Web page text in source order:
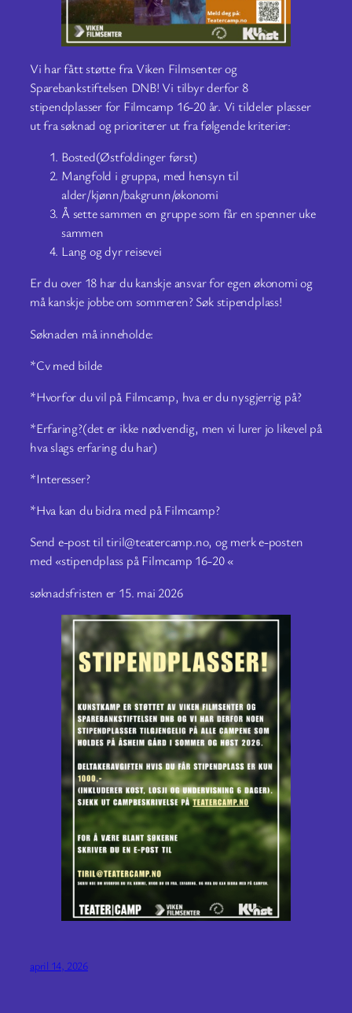
Vi har fått støtte fra Viken Filmsenter og
Sparebankstiftelsen DNB! Vi tilbyr derfor 8
stipendplasser for Filmcamp 16-20 år. Vi tildeler plasser
ut fra søknad og prioriterer ut fra følgende kriterier:
Bosted(Østfoldinger først)
Mangfold i gruppa, med hensyn til
alder/kjønn/bakgrunn/økonomi
Å sette sammen en gruppe som får en spenner uke
sammen
Lang og dyr reisevei
Er du over 18 har du kanskje ansvar for egen økonomi og
må kanskje jobbe om sommeren? Søk stipendplass!
Søknaden må inneholde:
*Cv med bilde
*Hvorfor du vil på Filmcamp, hva er du nysgjerrig på?
*Erfaring?(det er ikke nødvendig, men vi lurer jo likevel på
hva slags erfaring du har)
*Interesser?
*Hva kan du bidra med på Filmcamp?
Send e-post til tiril@teatercamp.no, og merk e-posten
med «stipendplass på Filmcamp 16-20 «
søknadsfristen er 15. mai 2026
april 14, 2026